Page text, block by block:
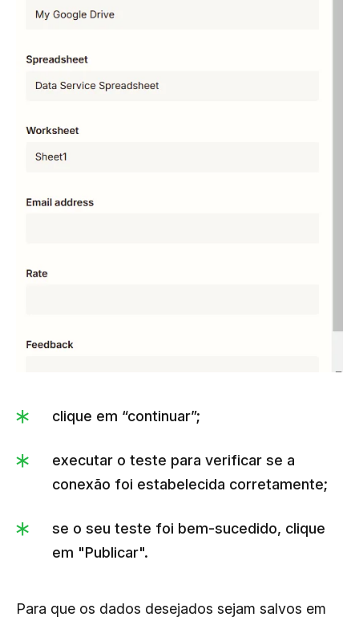
clique em “continuar”;
executar o teste para verificar se a
conexão foi estabelecida corretamente;
se o seu teste foi bem-sucedido, clique
em "Publicar".
Para que os dados desejados sejam salvos em